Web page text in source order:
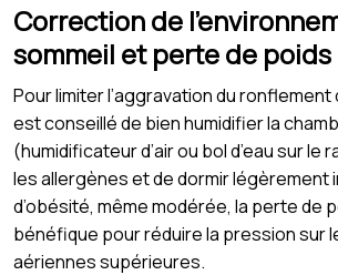
Correction de
sommeil et perte de poids
Pour limiter l’aggravation du ronflement
est conseillé de bien humidifier la
(humidificateur d’air ou bol d’eau sur le
les allergènes et de dormir légèrement
d’obésité, même modérée, la perte de
bénéfique pour réduire la pression sur
aériennes supérieures.